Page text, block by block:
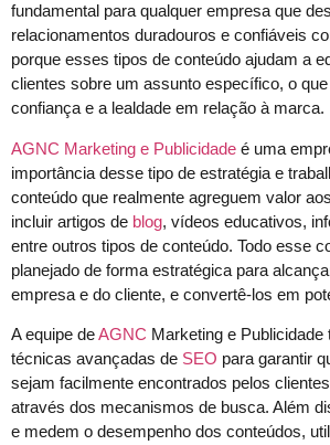
fundamental para qualquer empresa que
relacionamentos duradouros e confiáveis
porque esses tipos de conteúdo ajudam a
clientes sobre um assunto específico, o
confiança e a lealdade em relação à marca.
AGNC Marketing e Publicidade é uma
importância desse tipo de estratégia e
conteúdo que realmente agreguem valor
incluir artigos de blog, vídeos educativos,
entre outros tipos de conteúdo. Todo esse
planejado de forma estratégica para
empresa e do cliente, e convertê-los em
A equipe deAGNC Marketing e Publicidade
técnicas avançadas de SEO para garantir
sejam facilmente encontrados pelos
através dos mecanismos de busca. Além
e medem o desempenho dos conteúdos,